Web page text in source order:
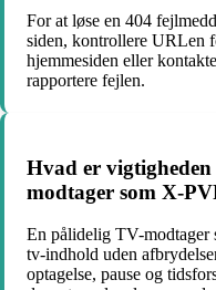
For at løse en 404
siden, kontrollere URLen
hjemmesiden eller
rapportere fejlen.
Hvad er
modtager som X-
En pålidelig TV-modtager
tv-indhold uden
optagelse, pause og